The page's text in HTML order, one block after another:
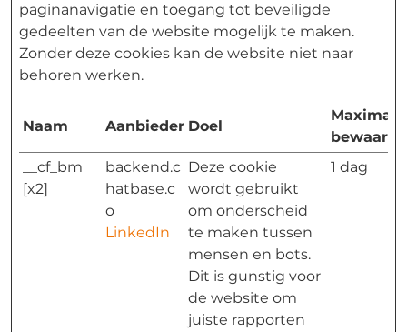
paginanavigatie en toegang tot beveiligde
gedeelten van de website mogelijk te maken.
Zonder deze cookies kan de website niet naar
behoren werken.
Naam Aanbieder Doel
Maximale
__cf_bm
[x2]
backend.c
hatbase.c
o
LinkedIn
Deze cookie
wordt gebruikt
om onderscheid
te maken tussen
mensen en bots.
Dit is gunstig voor
de website om
juiste rapporten
1 dag